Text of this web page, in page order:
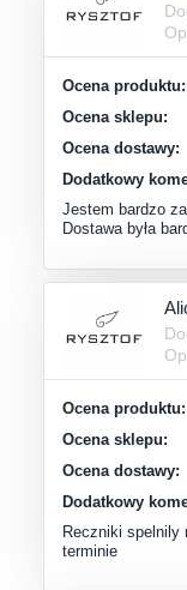
Ocena produktu:
Ocena sklepu:
Ocena dostawy:
Dodatkowy
Jestem bardzo
Dostawa była
Ocena produktu:
Ocena sklepu:
Ocena dostawy:
Dodatkowy
Reczniki spelnily
terminie